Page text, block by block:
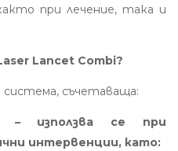
при лечение, така и
Lancet Combi?
система, съчетаваща:
– използва се при
интервенции, като: